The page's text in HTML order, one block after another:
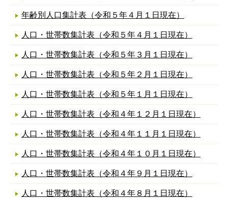
年齢別人口集計表（令和５年４月１日現在）
人口・世帯数集計表（令和５年４月１日現在）
人口・世帯数集計表（令和５年３月１日現在）
人口・世帯数集計表（令和５年２月１日現在）
人口・世帯数集計表（令和５年１月１日現在）
人口・世帯数集計表（令和４年１２月１日現在）
人口・世帯数集計表（令和４年１１月１日現在）
人口・世帯数集計表（令和４年１０月１日現在）
人口・世帯数集計表（令和４年９月１日現在）
人口・世帯数集計表（令和４年８月１日現在）